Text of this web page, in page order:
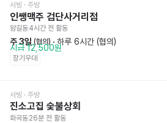
서빙 · 주방
인쌩맥주 검단사거리점
왕길동4시간 전 활동
주 3일 (협의) · 하루 6시간 (협의)
시급 12,500원
장기우대
서빙 · 주방
진소고집 숯불상회
화곡동26분 전 활동